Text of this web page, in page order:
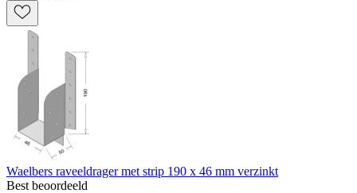
Waelbers raveeldrager met strip 190 x 46 mm verzinkt
Best beoordeeld